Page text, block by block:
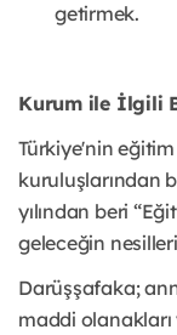
getirmek.
Kurum ile İlgili
Türkiye'nin
kuruluşlarından
yılından beri
geleceğin
Darüşşafaka;
maddi